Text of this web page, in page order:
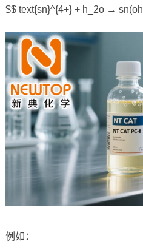
$$ text{sn}^{4+} + h_2o →
例如：